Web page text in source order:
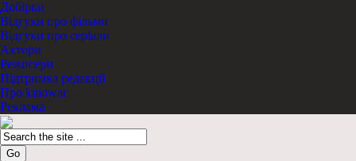
Добірки
Відгуки про фільми
Відгуки про серіали
Актори
Режисери
Підтримка редакції
Про kinowar
Реклама
Go